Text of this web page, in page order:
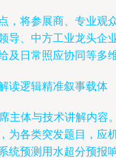
，将参展商、专业观
导、中方工业龙头企
及日常照应协同等多
读逻辑精准叙事载体
主体与技术讲解内容
为各类突发题目，应
统预测用水超分预报